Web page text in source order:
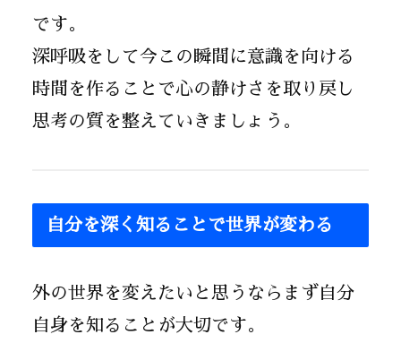
です。
深呼吸をして今この瞬間に意識を向ける
時間を作ることで心の静けさを取り戻し
思考の質を整えていきましょう。
自分を深く知ることで世界が変わる
外の世界を変えたいと思うならまず自分
自身を知ることが大切です。